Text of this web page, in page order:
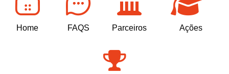
Home FAQS Parceiros Ações